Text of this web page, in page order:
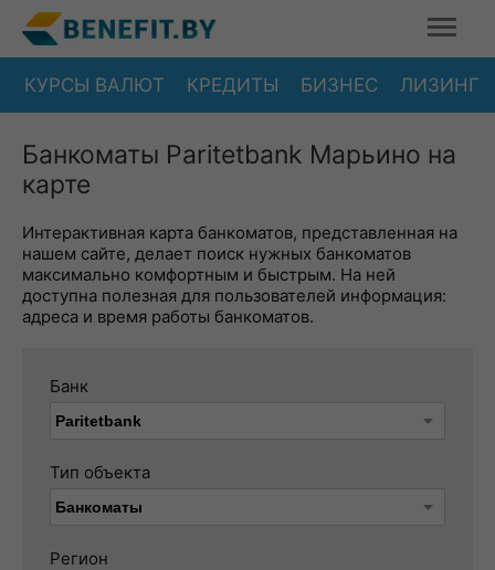
КУРСЫ ВАЛЮТ КРЕДИТЫ БИЗНЕС ЛИЗИНГ
Банкоматы Paritetbank Марьино на
карте
Интерактивная карта банкоматов, представленная на
нашем сайте, делает поиск нужных банкоматов
максимально комфортным и быстрым. На ней
доступна полезная для пользователей информация:
адреса и время работы банкоматов.
Банк
Тип объекта
Регион